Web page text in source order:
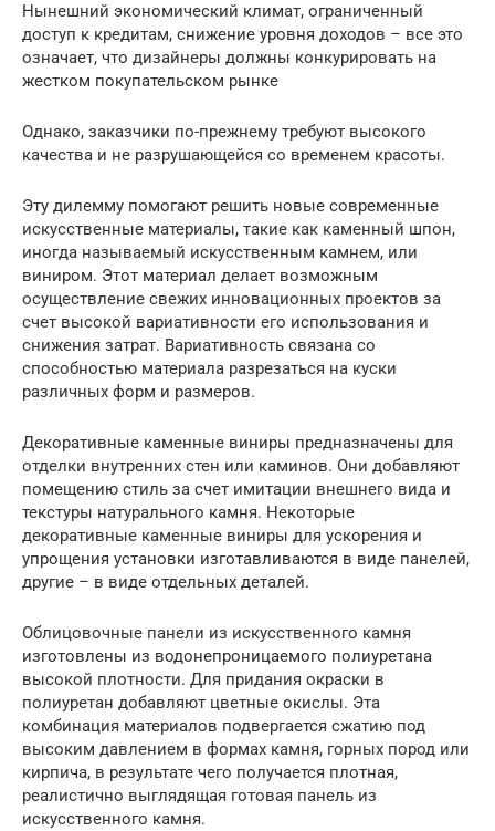
Нынешний экономический климат, ограниченный
доступ к кредитам, снижение уровня доходов – все это
означает, что дизайнеры должны конкурировать на
жестком покупательском рынке
Однако, заказчики по-прежнему требуют высокого
качества и не разрушающейся со временем красоты.
Эту дилемму помогают решить новые современные
искусственные материалы, такие как каменный шпон,
иногда называемый искусственным камнем, или
виниром. Этот материал делает возможным
осуществление свежих инновационных проектов за
счет высокой вариативности его использования и
снижения затрат. Вариативность связана со
способностью материала разрезаться на куски
различных форм и размеров.
Декоративные каменные виниры предназначены для
отделки внутренних стен или каминов. Они добавляют
помещению стиль за счет имитации внешнего вида и
текстуры натурального камня. Некоторые
декоративные каменные виниры для ускорения и
упрощения установки изготавливаются в виде панелей,
другие – в виде отдельных деталей.
Облицовочные панели из искусственного камня
изготовлены из водонепроницаемого полиуретана
высокой плотности. Для придания окраски в
полиуретан добавляют цветные окислы. Эта
комбинация материалов подвергается сжатию под
высоким давлением в формах камня, горных пород или
кирпича, в результате чего получается плотная,
реалистично выглядящая готовая панель из
искусственного камня.